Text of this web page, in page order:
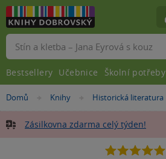
Nacházíte
zde:
Domů »
Knihy »Historická literatura
Zásilkovna zdarma celý týden!
4.9
Vyhledávání
Bestsellery Učebnice Školní potřeby